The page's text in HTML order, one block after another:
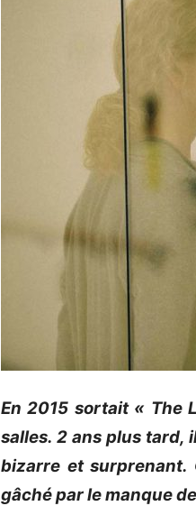
En 2015 sortait « The
salles. 2 ans plus tard,
bizarre et surprenant.
gâché par le manque